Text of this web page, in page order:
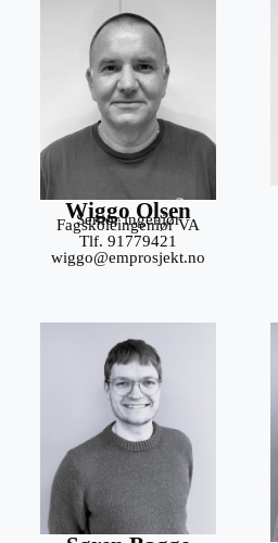
Wiggo Olsen
Senior ingeniør
Fagskoleingeniør VA
Tlf. 91779421
wiggo@emprosjekt.no